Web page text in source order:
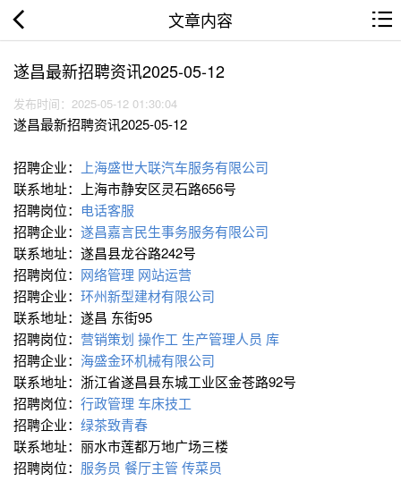
文章内容
遂昌最新招聘资讯2025-05-12
发布时间：2025-05-12 01:30:04
遂昌最新招聘资讯2025-05-12
招聘企业：
上海盛世大联汽车服务有限公司
联系地址：上海市静安区灵石路656号
招聘岗位： 电话客服
招聘企业： 遂昌嘉言民生事务服务有限公司
联系地址：遂昌县龙谷路242号
招聘岗位： 网络管理 网站运营
招聘企业： 环州新型建材有限公司
联系地址：遂昌 东街95
招聘岗位： 营销策划 操作工 生产管理人员 库
招聘企业： 海盛金环机械有限公司
联系地址：浙江省遂昌县东城工业区金苍路92号
招聘岗位： 行政管理 车床技工
招聘企业： 绿茶致青春
联系地址：丽水市莲都万地广场三楼
招聘岗位： 服务员 餐厅主管 传菜员